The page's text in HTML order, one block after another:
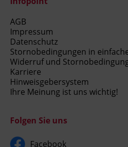
AGB
Impressum
Datenschutz
Stornobedingungen in
Widerruf und
Karriere
Hinweisgebersystem
Ihre Meinung ist uns wichtig!
Folgen Sie uns
Facebook